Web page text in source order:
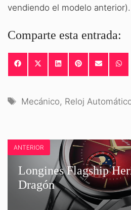
vendiendo el modelo anterior).
Comparte esta entrada:
COMPARTIR
EN
COMPARTIR
EN
(TWITTER)
COMPARTIR
EN
COMPARTIR
EN
EN
EN
Etiquetas
Mecánico, Reloj
ANTERIOR
Longines Flagship
Dragón